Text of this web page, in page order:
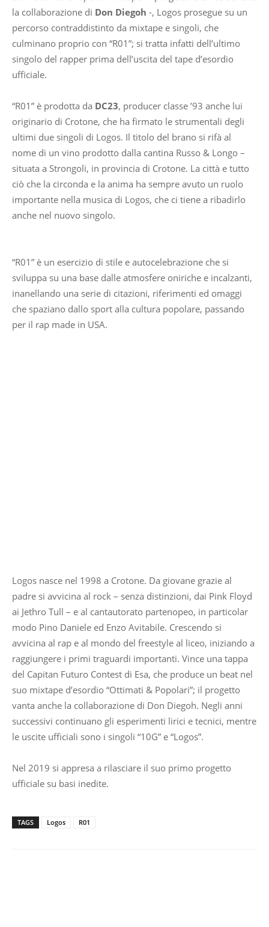
la collaborazione di Don Diegoh -, Logos prosegue su un
percorso contraddistinto da mixtape e singoli, che
culminano proprio con “R01”; si tratta infatti dell’ultimo
singolo del rapper prima dell’uscita del tape d’esordio
ufficiale.
“R01” è prodotta da DC23, producer classe ’93 anche lui
originario di Crotone, che ha firmato le strumentali degli
ultimi due singoli di Logos. Il titolo del brano si rifà al
nome di un vino prodotto dalla cantina Russo & Longo –
situata a Strongoli, in provincia di Crotone. La città e tutto
ciò che la circonda e la anima ha sempre avuto un ruolo
importante nella musica di Logos, che ci tiene a ribadirlo
anche nel nuovo singolo.
“R01” è un esercizio di stile e autocelebrazione che si
sviluppa su una base dalle atmosfere oniriche e incalzanti,
inanellando una serie di citazioni, riferimenti ed omaggi
che spaziano dallo sport alla cultura popolare, passando
per il rap made in USA.
Logos nasce nel 1998 a Crotone. Da giovane grazie al
padre si avvicina al rock – senza distinzioni, dai Pink Floyd
ai Jethro Tull – e al cantautorato partenopeo, in particolar
modo Pino Daniele ed Enzo Avitabile. Crescendo si
avvicina al rap e al mondo del freestyle al liceo, iniziando a
raggiungere i primi traguardi importanti. Vince una tappa
del Capitan Futuro Contest di Esa, che produce un beat nel
suo mixtape d’esordio “Ottimati & Popolari”; il progetto
vanta anche la collaborazione di Don Diegoh. Negli anni
successivi continuano gli esperimenti lirici e tecnici, mentre
le uscite ufficiali sono i singoli “10G” e “Logos”.
Nel 2019 si appresa a rilasciare il suo primo progetto
ufficiale su basi inedite.
TAGS Logos R01